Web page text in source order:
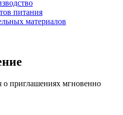
питания
материалов
о приглашениях мгновенно